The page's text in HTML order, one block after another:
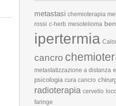
metastasi chemioterapia
rossi c-herb mesotelioma
ipertermia
cancro
metastatizzazione a distanza
psicologia cura cancro
radioterapia cervello
faringe